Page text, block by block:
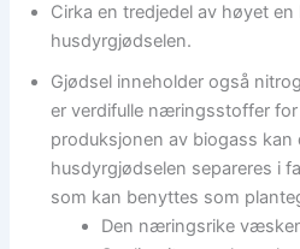
Cirka en tredjedel av høyet
husdyrgjødselen.
Gjødsel inneholder også
er verdifulle næringsstoffer for
produksjonen av biogass kan
husdyrgjødselen separeres i
som kan benyttes som
Den næringsrike